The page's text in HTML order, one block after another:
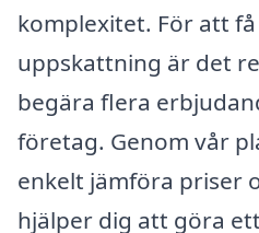
komplexitet. För att
uppskattning är det
begära flera
företag. Genom vår
enkelt jämföra priser
hjälper dig att göra